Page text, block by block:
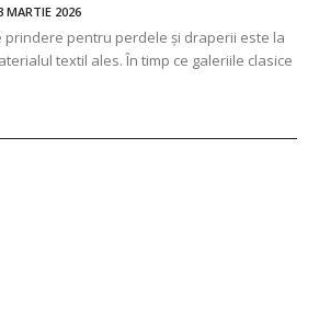
MARTIE 2026
prindere pentru perdele și draperii este la
textil ales. În timp ce galeriile clasice